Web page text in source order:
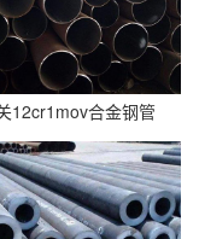
12cr1mov合金钢管